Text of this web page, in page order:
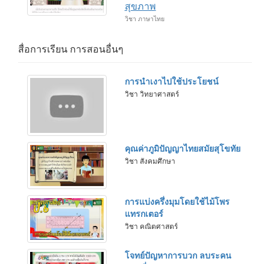
สุขภาพ
วิชา ภาษาไทย
สื่อการเรียน การสอนอื่นๆ
การนำเงาไปใช้ประโยชน์
วิชา วิทยาศาสตร์
คุณค่าภูมิปัญญาไทยสมัยสุโขทัย
วิชา สังคมศึกษา
การแบ่งครึ่งมุมโดยใช้ไม้โพร
แทรกเตอร์
วิชา คณิตศาสตร์
โจทย์ปัญหาการบวก ลบระคน